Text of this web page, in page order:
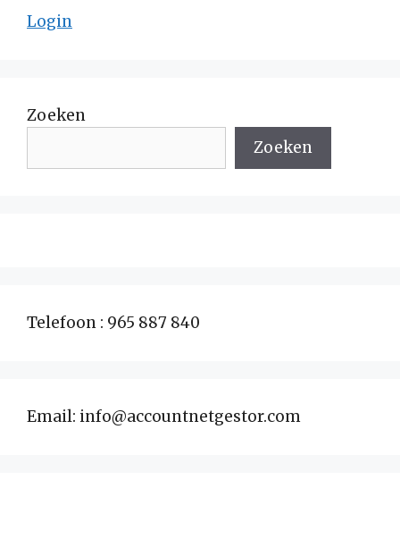
Login
Zoeken
Zoeken
Telefoon : 965 887 840
Email: info@accountnetgestor.com